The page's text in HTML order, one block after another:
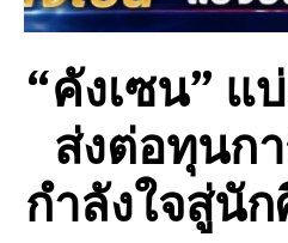
“คังเซน” แ
ส่งต่อทุนก
กำลังใจสู่นั